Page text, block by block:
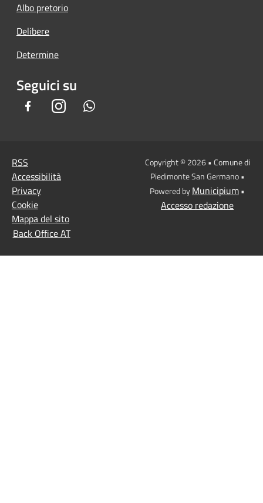
Albo pretorio
Delibere
Determine
Seguici su
FacebookInstagram
RSS
Accessibilità
Privacy
Cookie
Mappa del sito
Back Office AT
Copyright © 2026 • Comune di
Piedimonte San Germano •
Powered byMunicipium•
Accesso redazione